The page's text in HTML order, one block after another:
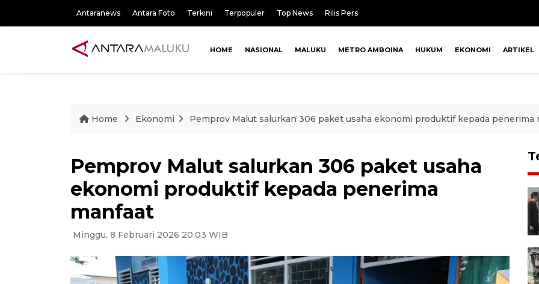
Antaranews Antara Foto Terkini Terpopuler Top News Rilis Pers
HOME NASIONAL MALUKU METRO AMBOINA HUKUM EKONOMI ARTIKEL
Home Ekonomi Pemprov Malut salurkan 306 paket usaha ekonomi produktif kepada penerima
Pemprov Malut salurkan 306 paket usaha
ekonomi produktif kepada penerima
manfaat
Minggu, 8 Februari 2026 20:03 WIB